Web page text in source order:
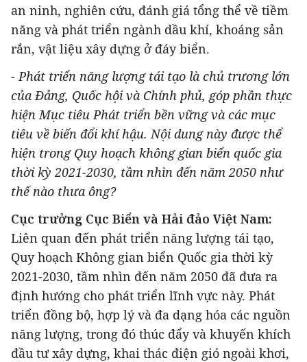
an ninh, nghiên cứu, đánh giá tổng thể về tiềm
năng và phát triển ngành dầu khí, khoáng sản
rắn, vật liệu xây dựng ở đáy biển.
- Phát triển năng lượng tái tạo là chủ trương lớn
của Đảng, Quốc hội và Chính phủ, góp phần thực
hiện Mục tiêu Phát triển bền vững và các mục
tiêu về biến đổi khí hậu. Nội dung này được thể
hiện trong Quy hoạch không gian biển quốc gia
thời kỳ 2021-2030, tầm nhìn đến năm 2050 như
thế nào thưa ông?
Cục trưởng Cục Biển và Hải đảo Việt Nam:
Liên quan đến phát triển năng lượng tái tạo,
Quy hoạch Không gian biển Quốc gia thời kỳ
2021-2030, tầm nhìn đến năm 2050 đã đưa ra
định hướng cho phát triển lĩnh vực này. Phát
triển đồng bộ, hợp lý và đa dạng hóa các nguồn
năng lượng, trong đó thúc đẩy và khuyến khích
đầu tư xây dựng, khai thác điện gió ngoài khơi,